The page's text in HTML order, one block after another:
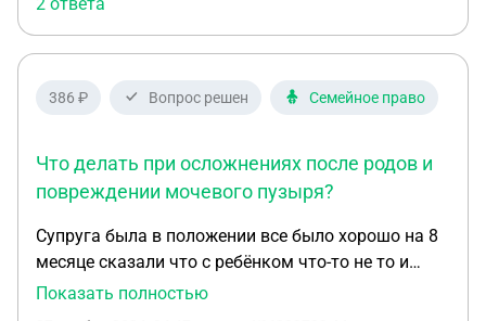
это ?
386 ₽ Вопрос решен Семейное право
Что делать при осложнениях после родов и
повреждении мочевого пузыря?
Супруга была в положении все было хорошо на 8
месяце сказали что с ребёнком что-то не то и
увезли в больницу жена не болела чувствовала
Показать полностью